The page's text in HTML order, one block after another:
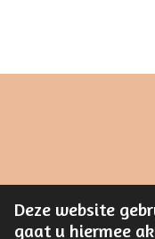
Deze website
gaat u hiermee
© 2023 -